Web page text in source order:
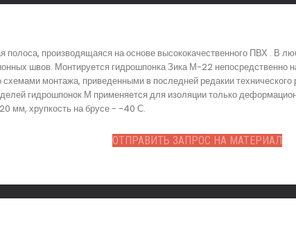
производящаяся на основе высококачественного ПВХ . В
швов. Монтируется гидрошпонка Зика М-22 непосредственно
монтажа, приведенными в последней редакии
гидрошпонок М применяется для изоляции только
мм, хрупкость на брусе - -40 С.
ОТПРАВИТЬ ЗАПРОС НА МАТЕРИАЛ